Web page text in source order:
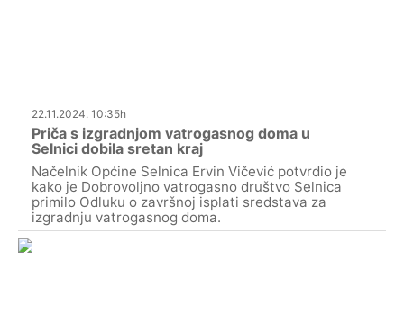
22.11.2024. 10:35h
Priča s izgradnjom vatrogasnog doma u
Selnici dobila sretan kraj
Načelnik Općine Selnica Ervin Vičević potvrdio je
kako je Dobrovoljno vatrogasno društvo Selnica
primilo Odluku o završnoj isplati sredstava za
izgradnju vatrogasnog doma.